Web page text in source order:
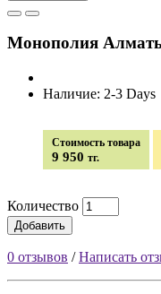
Монополия
Наличие: 2-3 Days
Стоимость товара
9 950 тг.
Количество
Добавить
0 отзывов /Написать